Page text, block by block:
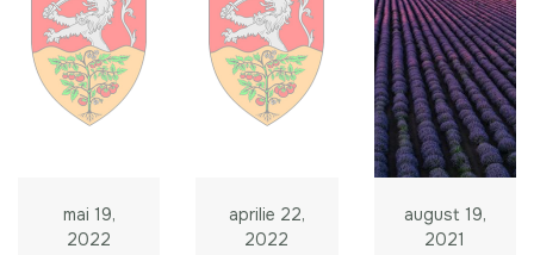
mai 19,
2022
aprilie 22,
2022
august 19,
2021